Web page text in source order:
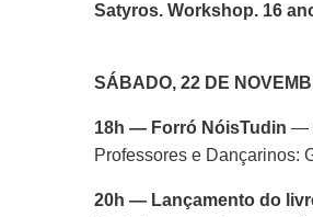
Satyros. Workshop. 16
SÁBADO, 22 DE
18h — Forró NóisTudin —
Professores e Dançarinos:
20h — Lançamento do